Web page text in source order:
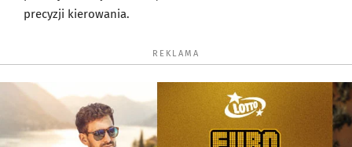
precyzji kierowania.
REKLAMA